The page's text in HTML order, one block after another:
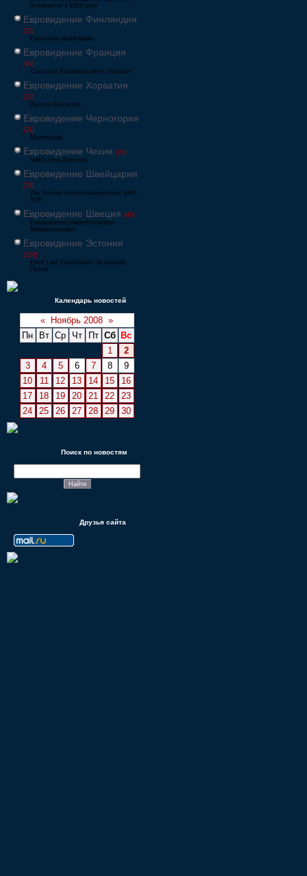
починаючи з 1956 року
Евровидение Финляндия
[33]
Eurovision laulukilpailu
Евровидение Франция
[49]
Concours Eurovision de la chanson
Евровидение Хорватия
[22]
Pjesma Eurovizije
Евровидение Черногория
[21]
Montevizija
Евровидение Чехия [26]
Velká cena Eurovize
Евровидение Швейцария
[35]
Die Grosse Entscheidungsshow SRG
SSR
Евровидение Швеция [48]
Eurovisionsschlagerfestivalen
Melodifestivalen
Евровидение Эстония
[226]
Eesti Laul Eurovisioon Эстонская
Песня
Календарь новостей
« Ноябрь 2008 »
Пн
Вт Ср Чт Пт Сб
Вс
1
2
3
4 5 6 7 8
9
10
11 12 13 14 15
16
17
18 19 20 21 22
23
24
25 26 27 28 29 30
Поиск по новостям
Друзья сайта